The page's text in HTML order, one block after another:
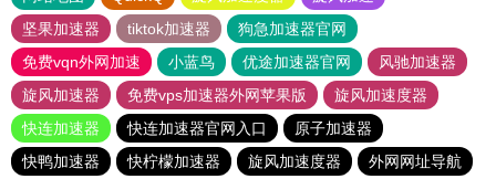
坚果加速器
tiktok加速器
狗急加速器官网
免费vqn外网加速
小蓝鸟 优途加速器官网
风驰加速器
旋风加速器
免费vps加速器外网苹果版
旋风加速度器
快连加速器
快连加速器官网入口
原子加速器
快鸭加速器
快柠檬加速器 旋风加速度器
外网网址导航